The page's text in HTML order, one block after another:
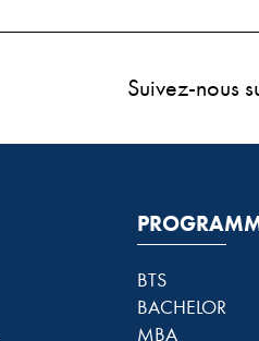
Suivez-nous
BTS
BACHELOR
MBA